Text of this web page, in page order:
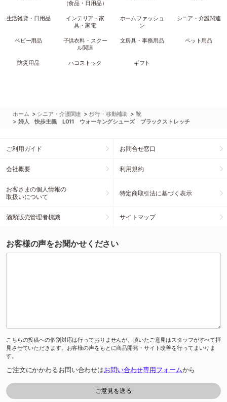
（食品・日用品）
生活雑貨・日用品
インテリア・家
具・家電
ホームファッショ
ン
シニア・介護関連
ベビー用品
子供衣料・スクー
ル関連
文房具・事務用品 ペット用品
防災用品 ハコストック ギフト
ホーム > シニア・介護関連 >歩行・移動補助 > 靴
> 婦人 快歩主義 L011 ウォーキングシューズ ブラックストレッチ
ご利用ガイド お問合せ窓口
会社概要 利用規約
お客さまの個人情報の
取扱いについて
特定商取引法に基づく表示
酒類販売管理者標識 サイトマップ
お客様の声をお聞かせください
こちらの投稿への個別対応は行っておりませんが、頂いたご意見はスタッフがすべて拝
見させていただきます。お客様の声をもとに商品開発・サイト改善を行ってまいりま
す。
ご注文にかかわるお問い合わせはお問い合わせ専用フォームから